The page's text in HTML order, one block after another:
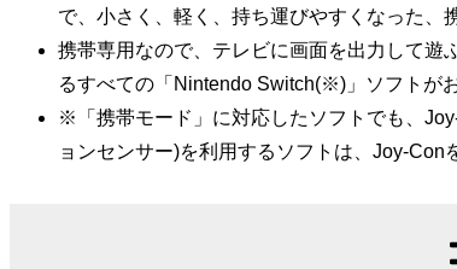
で、小さく、軽く、持ち運びやすくなった、
携帯専用なので、テレビに画面を出力して遊
るすべての「Nintendo Switch(※)」ソフトが
※「携帯モード」に対応したソフトでも、
ョンセンサー)を利用するソフトは、Joy-Con